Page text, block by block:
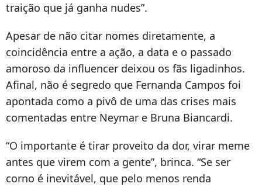
traição que já ganha nudes”.
Apesar de não citar nomes diretamente, a
coincidência entre a ação, a data e o passado
amoroso da influencer deixou os fãs ligadinhos.
Afinal, não é segredo que Fernanda Campos foi
apontada como a pivô de uma das crises mais
comentadas entre Neymar e Bruna Biancardi.
“O importante é tirar proveito da dor, virar meme
antes que virem com a gente”, brinca. “Se ser
corno é inevitável, que pelo menos renda